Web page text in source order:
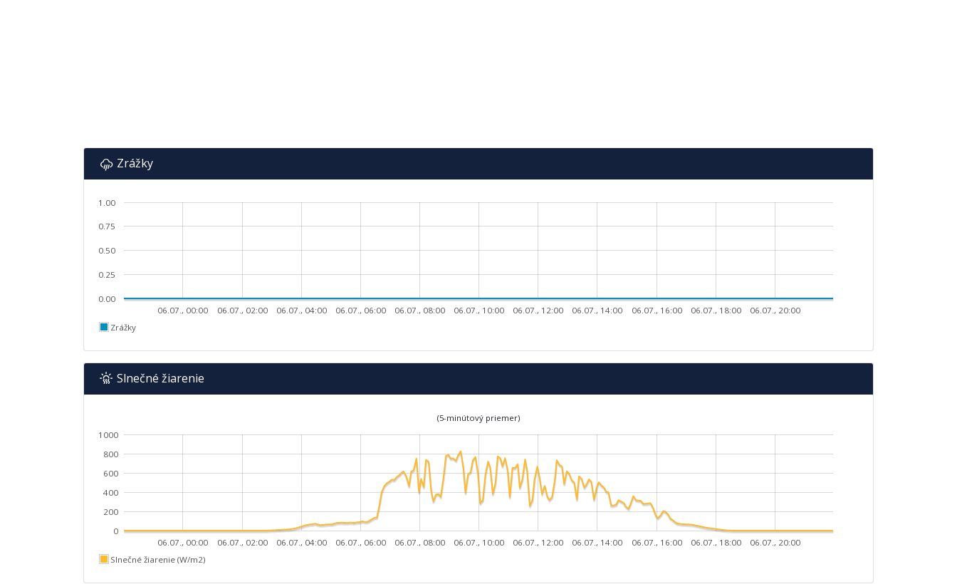
Zrážky
06.07., 00:00 06.07., 02:00 06.07., 04:00 06.07., 06:00 06.07., 08:00 06.07., 10:00 06.07., 12:00 06.07., 14:00 06.07., 16:00 06.07., 18:00 06.07., 20:00
0.00
0.25
0.50
0.75
1.00
Zrážky
Slnečné žiarenie
(5-minútový priemer)
06.07., 00:00 06.07., 02:00 06.07., 04:00 06.07., 06:00 06.07., 08:00 06.07., 10:00 06.07., 12:00 06.07., 14:00 06.07., 16:00 06.07., 18:00 06.07., 20:00
0
200
400
600
800
1000
Slnečné žiarenie (W/m2)